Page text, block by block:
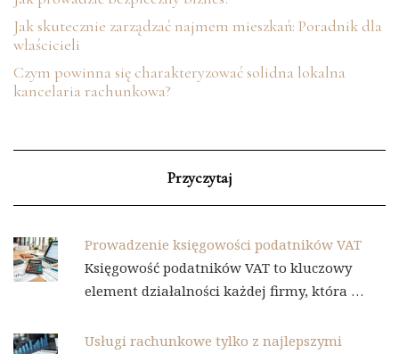
Jak skutecznie zarządzać najmem mieszkań: Poradnik dla
właścicieli
Czym powinna się charakteryzować solidna lokalna
kancelaria rachunkowa?
Przyczytaj
Prowadzenie księgowości podatników VAT
Księgowość podatników VAT to kluczowy
element działalności każdej firmy, która …
Usługi rachunkowe tylko z najlepszymi